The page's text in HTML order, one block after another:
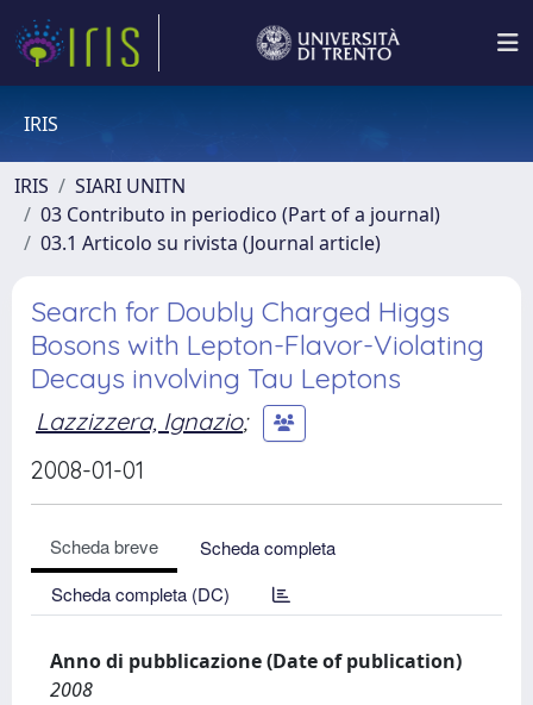
IRIS
IRIS
SIARI UNITN
03 Contributo in periodico (Part of a journal)
03.1 Articolo su rivista (Journal article)
Search for Doubly Charged Higgs
Bosons with Lepton-Flavor-Violating
Decays involving Tau Leptons
Lazzizzera, Ignazio;
2008-01-01
Scheda breve
Scheda completa
Scheda completa (DC)
Anno di pubblicazione (Date of publication)
2008